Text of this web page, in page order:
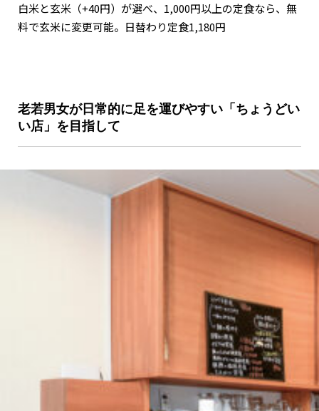
白米と玄米（+40円）が選べ、1,000円以上の定食なら、無
料で玄米に変更可能。日替わり定食1,180円
老若男女が日常的に足を運びやすい「ちょうどい
い店」を目指して